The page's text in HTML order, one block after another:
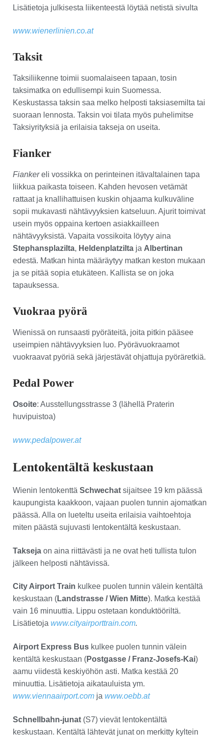
Lisätietoja julkisesta liikenteestä löytää netistä sivulta
www.wienerlinien.co.at
Taksit
Taksiliikenne toimii suomalaiseen tapaan, tosin
taksimatka on edullisempi kuin Suomessa.
Keskustassa taksin saa melko helposti taksiasemilta tai
suoraan lennosta. Taksin voi tilata myös puhelimitse
Taksiyrityksiä ja erilaisia takseja on useita.
Fianker
Fiankereli vossikka on perinteinen itävaltalainen tapa
liikkua paikasta toiseen. Kahden hevosen vetämät
rattaat ja knallihattuisen kuskin ohjaama kulkuväline
sopii mukavasti nähtävyyksien katseluun. Ajurit toimivat
usein myös oppaina kertoen asiakkailleen
nähtävyyksistä. Vapaita vossikoita löytyy aina
Stephansplazilta, Heldenplatzilta ja Albertinan
edestä. Matkan hinta määräytyy matkan keston mukaan
ja se pitää sopia etukäteen. Kallista se on joka
tapauksessa.
Vuokraa pyörä
Wienissä on runsaasti pyöräteitä, joita pitkin pääsee
useimpien nähtävyyksien luo. Pyörävuokraamot
vuokraavat pyöriä sekä järjestävät ohjattuja pyöräretkiä.
Pedal Power
Osoite: Ausstellungsstrasse 3 (lähellä Praterin
huvipuistoa)
www.pedalpower.at
Lentokentältä keskustaan
Wienin lentokenttä Schwechat sijaitsee 19 km päässä
kaupungista kaakkoon, vajaan puolen tunnin ajomatkan
päässä. Alla on lueteltu useita erilaisia vaihtoehtoja
miten päästä sujuvasti lentokentältä keskustaan.
Takseja on aina riittävästi ja ne ovat heti tullista tulon
jälkeen helposti nähtävissä.
City Airport Train kulkee puolen tunnin välein kentältä
keskustaan (Landstrasse / Wien Mitte). Matka kestää
vain 16 minuuttia. Lippu ostetaan konduktööriltä.
Lisätietoja www.cityairporttrain.com.
Airport Express Bus kulkee puolen tunnin välein
kentältä keskustaan (Postgasse / Franz-Josefs-Kai)
aamu viidestä keskiyöhön asti. Matka kestää 20
minuuttia. Lisätietoja aikatauluista ym.
www.viennaairport.com ja www.oebb.at
Schnellbahn-junat (S7) vievät lentokentältä
keskustaan. Kentältä lähtevät junat on merkitty kyltein